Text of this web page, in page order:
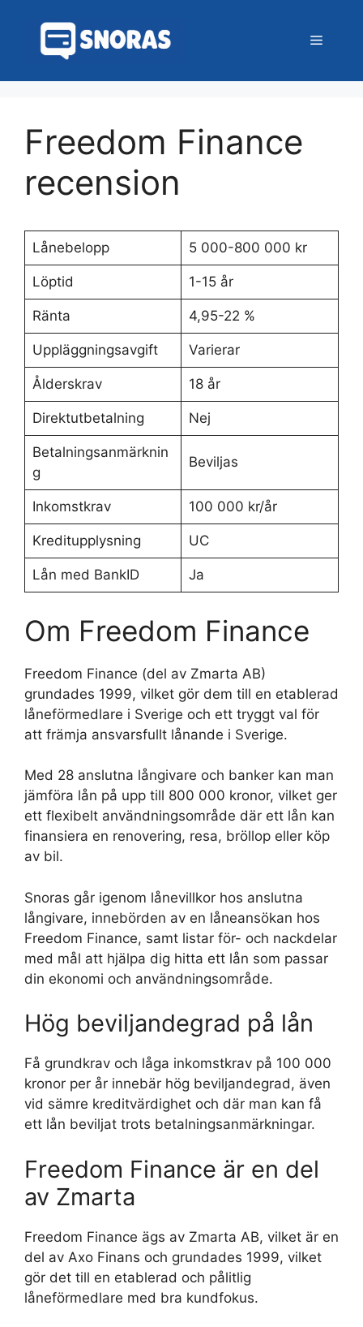
innehåll
Meny
Freedom Finance
recension
Lånebelopp 5 000-800 000 kr
Löptid 1-15 år
Ränta 4,95-22 %
Uppläggningsavgift Varierar
Ålderskrav 18 år
Direktutbetalning Nej
Betalningsanmärknin
g
Beviljas
Inkomstkrav 100 000 kr/år
Kreditupplysning UC
Lån med BankID Ja
Om Freedom Finance
Freedom Finance (del av Zmarta AB)
grundades 1999, vilket gör dem till en etablerad
låneförmedlare i Sverige och ett tryggt val för
att främja ansvarsfullt lånande i Sverige.
Med 28 anslutna långivare och banker kan man
jämföra lån på upp till 800 000 kronor, vilket ger
ett flexibelt användningsområde där ett lån kan
finansiera en renovering, resa, bröllop eller köp
av bil.
Snoras går igenom lånevillkor hos anslutna
långivare, innebörden av en låneansökan hos
Freedom Finance, samt listar för- och nackdelar
med mål att hjälpa dig hitta ett lån som passar
din ekonomi och användningsområde.
Hög beviljandegrad på lån
Få grundkrav och låga inkomstkrav på 100 000
kronor per år innebär hög beviljandegrad, även
vid sämre kreditvärdighet och där man kan få
ett lån beviljat trots betalningsanmärkningar.
Freedom Finance är en del
av Zmarta
Freedom Finance ägs av Zmarta AB, vilket är en
del av Axo Finans och grundades 1999, vilket
gör det till en etablerad och pålitlig
låneförmedlare med bra kundfokus.